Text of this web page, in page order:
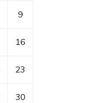
9
16
23
30